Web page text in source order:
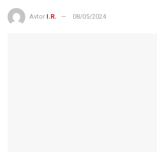
Avtor I.R. 08/05/2024